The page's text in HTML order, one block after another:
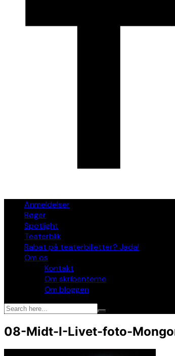
Anmeldelser
Bøger
Spotlight
Teaterblik
Rabat på teaterbilletter? Jada!
Om os
Kontakt
Om skribenterne
Om bloggen
08-Midt-I-Livet-foto-